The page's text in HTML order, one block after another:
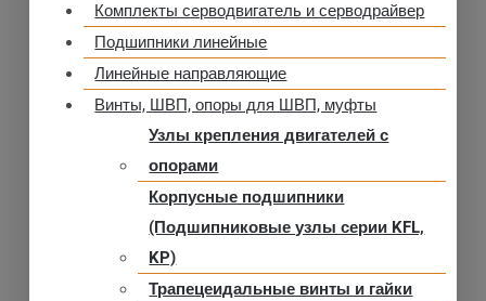
Комплекты серводвигатель и серводрайвер
Подшипники линейные
Линейные направляющие
Винты, ШВП, опоры для ШВП, муфты
Узлы крепления двигателей с
опорами
Корпусные подшипники
(Подшипниковые узлы серии KFL,
KP)
Трапецеидальные винты и гайки